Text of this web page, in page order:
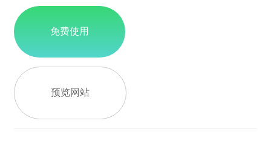
免费使用
预览网站